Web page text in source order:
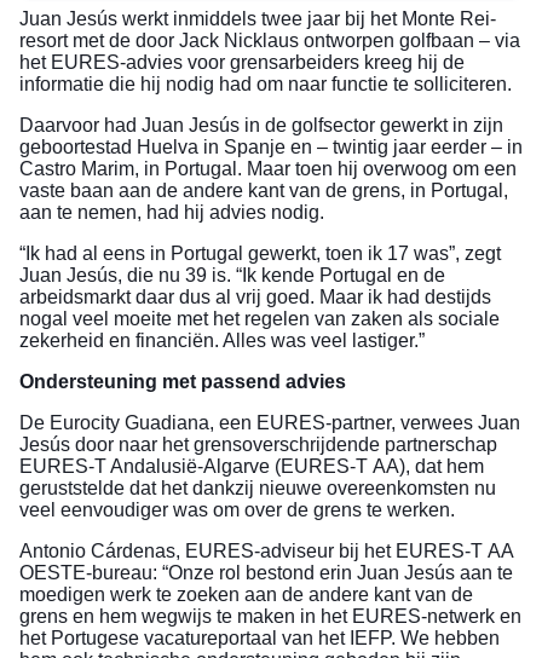
Juan Jesús werkt inmiddels twee jaar bij het Monte Rei-
resort met de door Jack Nicklaus ontworpen golfbaan – via
het EURES-advies voor grensarbeiders kreeg hij de
informatie die hij nodig had om naar functie te solliciteren.
Daarvoor had Juan Jesús in de golfsector gewerkt in zijn
geboortestad Huelva in Spanje en – twintig jaar eerder – in
Castro Marim, in Portugal. Maar toen hij overwoog om een
vaste baan aan de andere kant van de grens, in Portugal,
aan te nemen, had hij advies nodig.
“Ik had al eens in Portugal gewerkt, toen ik 17 was”, zegt
Juan Jesús, die nu 39 is. “Ik kende Portugal en de
arbeidsmarkt daar dus al vrij goed. Maar ik had destijds
nogal veel moeite met het regelen van zaken als sociale
zekerheid en financiën. Alles was veel lastiger.”
Ondersteuning met passend advies
De Eurocity Guadiana, een EURES-partner, verwees Juan
Jesús door naar het grensoverschrijdende partnerschap
EURES-T Andalusië-Algarve (EURES-T AA), dat hem
geruststelde dat het dankzij nieuwe overeenkomsten nu
veel eenvoudiger was om over de grens te werken.
Antonio Cárdenas, EURES-adviseur bij het EURES-T AA
OESTE-bureau: “Onze rol bestond erin Juan Jesús aan te
moedigen werk te zoeken aan de andere kant van de
grens en hem wegwijs te maken in het EURES-netwerk en
het Portugese vacatureportaal van het IEFP. We hebben